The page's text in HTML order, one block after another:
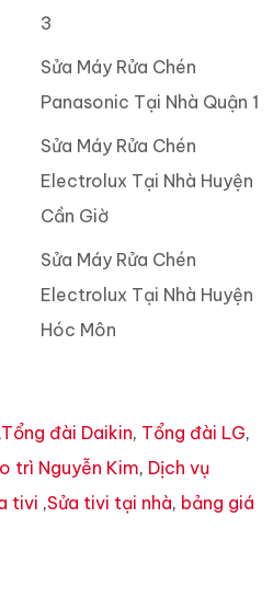
3
Sửa Máy Rửa Chén
Panasonic Tại Nhà Quận 1
Sửa Máy Rửa Chén
Electrolux Tại Nhà Huyện
Cần Giờ
Sửa Máy Rửa Chén
Electrolux Tại Nhà Huyện
Hóc Môn
,Tổng đài Daikin, Tổng đài LG,
trì Nguyễn Kim, Dịch vụ
tivi ,Sửa tivi tại nhà, bảng giá